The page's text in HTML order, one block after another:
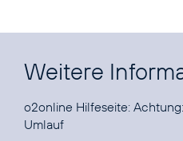
Weitere
o2online Hilfeseite:
Umlauf